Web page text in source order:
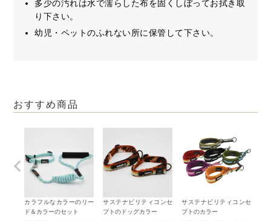
多少の汚れは水で濡らした布を固くしぼってお拭き取
り下さい。
幼児・ペットのふれない所に保管して下さい。
おすすめ商品
カラフルなカラーのリー
ド＆カラーのセット
サステナビリティコンセ
プトのドッグカラー
サステナビリティコンセ
プトのカラー